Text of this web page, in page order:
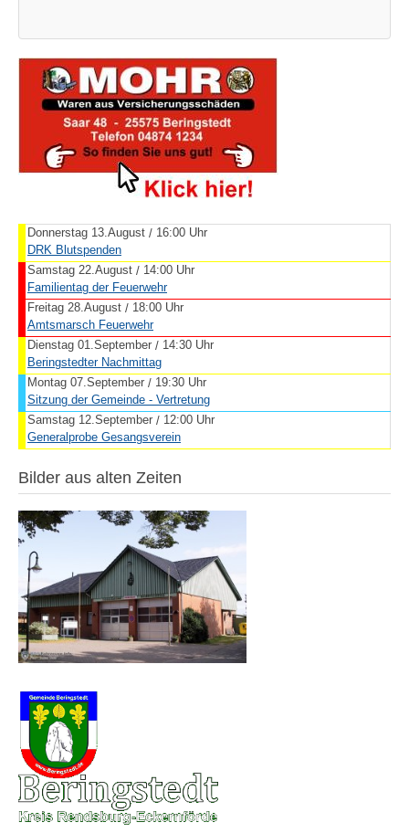
Donnerstag 13.August / 16:00 Uhr
DRK Blutspenden
Samstag 22.August / 14:00 Uhr
Familientag der Feuerwehr
Freitag 28.August / 18:00 Uhr
Amtsmarsch Feuerwehr
Dienstag 01.September / 14:30 Uhr
Beringstedter Nachmittag
Montag 07.September / 19:30 Uhr
Sitzung der Gemeinde - Vertretung
Samstag 12.September / 12:00 Uhr
Generalprobe Gesangsverein
Bilder aus alten Zeiten